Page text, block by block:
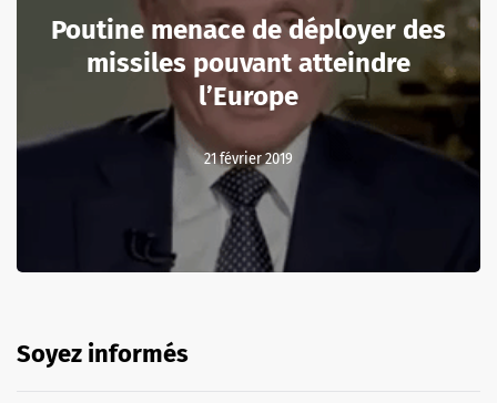
Poutine menace de déployer des
missiles pouvant atteindre
l’Europe
21 février 2019
Soyez informés